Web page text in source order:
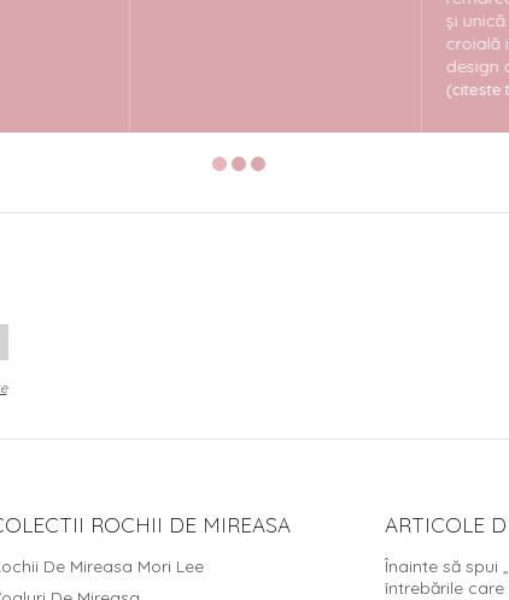
și unică.
croială
design care
(citeste tot)
ROCHII DE MIREASA
De Mireasa Mori Lee
ARTICOLE
Înainte să spui
întrebările